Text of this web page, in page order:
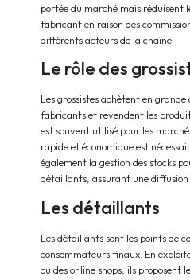
portée du marché mais réduisent
fabricant en raison des
différents acteurs de la chaîne.
Le rôle des
Les grossistes achètent en
fabricants et revendent les
est souvent utilisé pour les
rapide et économique est
également la gestion des stocks
détaillants, assurant une diffusion
Les détaillants
Les détaillants sont les points de
consommateurs finaux. En
ou des online shops, ils proposent